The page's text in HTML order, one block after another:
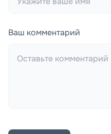
Ваш комментарий